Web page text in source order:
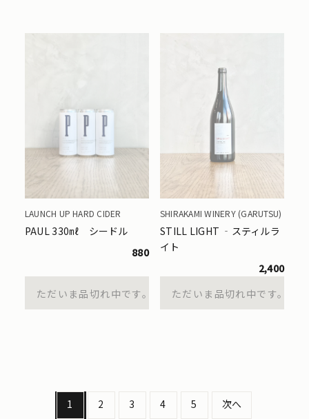
LAUNCH UP HARD CIDER
PAUL 330㎖ シードル
880
ただいま品切れ中です。
SHIRAKAMI WINERY (GARUTSU)
STILL LIGHT ‐スティルラ
イト
2,400
ただいま品切れ中です。
1 2 3 4 5 次へ